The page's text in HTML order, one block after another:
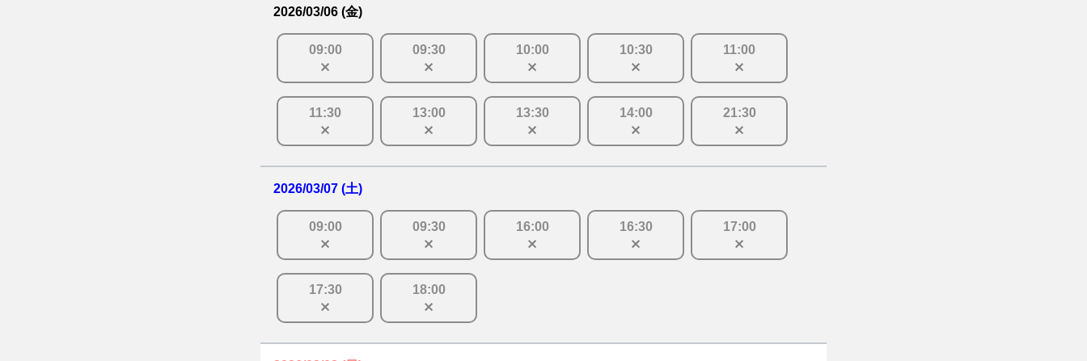
2026/03/06 (金)
09:00 09:30 10:00 10:30 11:00
11:30 13:00 13:30 14:00 21:30
2026/03/07 (土)
09:00 09:30 16:00 16:30 17:00
17:30 18:00